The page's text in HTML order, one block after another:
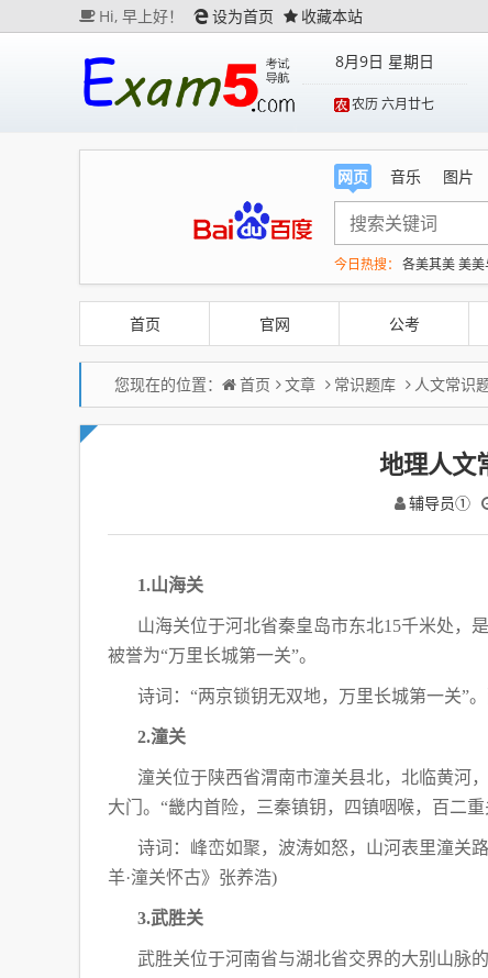
Hi, 早上好！ 设为首页 收藏本站
8月9日 星期日
农历 六月廿七
网页 音乐 图片
今日热搜： 各美其美 美美
“140多斤的我也很难静止
上半年国内手机销量榜
首页 官网 公考
您现在的位置： 首页 文章 常识题库 人文常识
地理人文
辅导员①
1.山海关
山海关位于河北省秦皇岛市东北15千米处，
被誉为“万里长城第一关”。
诗词：“两京锁钥无双地，万里长城第一关”
2.潼关
潼关位于陕西省渭南市潼关县北，北临黄河
大门。“畿内首险，三秦镇钥，四镇咽喉，百二重
诗词：峰峦如聚，波涛如怒，山河表里潼关
羊·潼关怀古》张养浩)
3.武胜关
武胜关位于河南省与湖北省交界的大别山脉